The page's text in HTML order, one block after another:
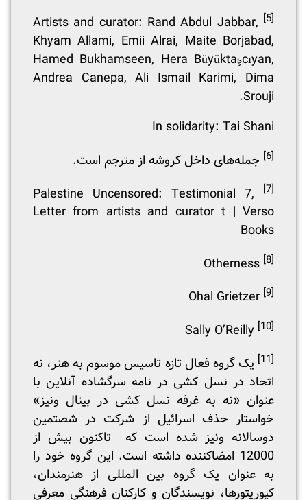
[5]
Artists and curator: Rand Abdul Jabbar,
Khyam Allami, Emii Alrai, Maite Borjabad,
Hamed Bukhamseen, Hera Büyüktaşcıyan,
Andrea Canepa, Ali Ismail Karimi, Dima
Srouji.
In solidarity: Tai Shani
[6] جمله‌های داخل کروشه از مترجم است.
[7]
Palestine Uncensored: Testimonial 7,
Letter from artists and curator t | Verso
Books
[8]
[9]
[10]
[11]
یک گروه فعال تازه تاسیس موسوم به هنر، نه
اتحاد در نسل کشی در نامه سرگشاده آنلاین با
عنوان «نه به غرفه نسل کشی در بینال ونیز»
خواستار حذف اسرائیل از شرکت در شصتمین
دوسالانه ونیز شده است که تاکنون بیش از
12000 امضاکننده داشته است. این گروه خود را
به عنوان یک گروه بین المللی از هنرمندان،
کیوریتورها، نویسندگان و کارکنان فرهنگی معرفی